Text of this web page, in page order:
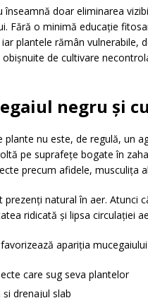
doar eliminarea
Fără o minimă educație
plantele rămân vulnerabile,
de cultivare
negru și
plante nu este, de regulă, un
pe suprafețe bogate în
precum afidele, musculița
prezenți natural în aer. Atunci
ridicată și lipsa circulației
apariția
care sug seva plantelor
drenajul slab